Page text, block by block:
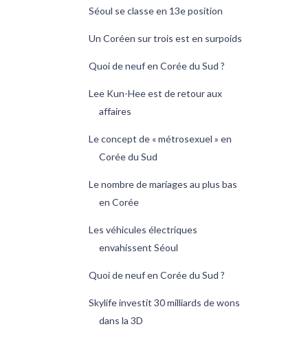
Séoul se classe en 13e position
Un Coréen sur trois est en surpoids
Quoi de neuf en Corée du Sud ?
Lee Kun-Hee est de retour aux
affaires
Le concept de « métrosexuel » en
Corée du Sud
Le nombre de mariages au plus bas
en Corée
Les véhicules électriques
envahissent Séoul
Quoi de neuf en Corée du Sud ?
Skylife investit 30 milliards de wons
dans la 3D